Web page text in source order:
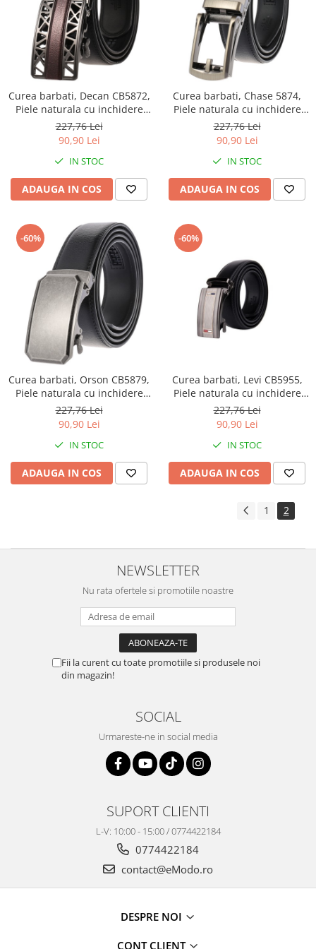
Curea barbati, Decan CB5872,
Piele naturala cu inchidere
automata, Negru, 3.5x125cm
227,76 Lei
90,90 Lei
IN STOC
ADAUGA IN COS
Curea barbati, Chase 5874,
Piele naturala cu inchidere
automata, Negru, 3.5x125cm
227,76 Lei
90,90 Lei
IN STOC
ADAUGA IN COS
-60%
Curea barbati, Orson CB5879,
Piele naturala cu inchidere
automata, Negru, 3.5x125cm
227,76 Lei
90,90 Lei
IN STOC
ADAUGA IN COS
-60%
Curea barbati, Levi CB5955,
Piele naturala cu inchidere
automata, Negru, 3.5x125cm
227,76 Lei
90,90 Lei
IN STOC
ADAUGA IN COS
1 2
NEWSLETTER
Nu rata ofertele si promotiile noastre
Fii la curent cu toate promotiile si produsele noi
din magazin!
SOCIAL
Urmareste-ne in social media
SUPORT CLIENTI
L-V: 10:00 - 15:00 / 0774422184
0774422184
contact@eModo.ro
DESPRE NOI
CONT CLIENT